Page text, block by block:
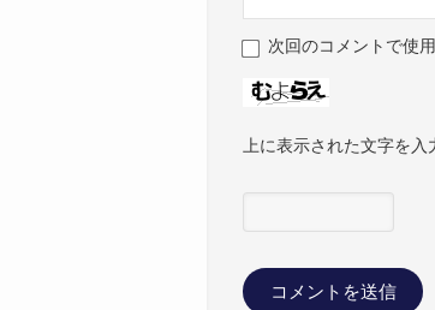
次回のコメントで使
上に表示された文字を入